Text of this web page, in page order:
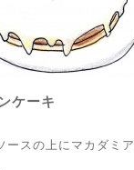
ケーキ
ースの上にマカダミ